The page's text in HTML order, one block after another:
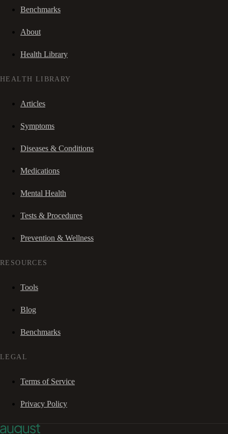
Benchmarks
About
Health Library
HEALTH LIBRARY
Articles
Symptoms
Diseases & Conditions
Medications
Mental Health
Tests & Procedures
Prevention & Wellness
RESOURCES
Tools
Blog
Benchmarks
LEGAL
Terms of Service
Privacy Policy